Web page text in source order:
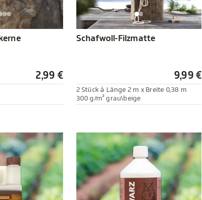
2,99 €
Schafwoll-Filzmatte
9,99 €
2 Stück á Länge 2 m x Breite 0,38 m
300 g/m² grau\beige